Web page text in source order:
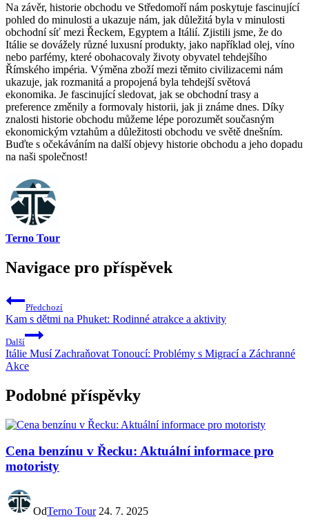
Na závěr, historie obchodu ve Středomoří nám poskytuje fascinující
pohled do minulosti a ukazuje nám, jak důležitá byla v minulosti
obchodní síť mezi Řeckem, Egyptem a Itálií. Zjistili jsme, že do
Itálie se dovážely různé luxusní produkty, jako například olej, víno
nebo parfémy, které obohacovaly životy obyvatel tehdejšího
Římského impéria. Výměna zboží mezi těmito civilizacemi nám
ukazuje, jak rozmanitá a propojená byla tehdejší světová
ekonomika. Je fascinující sledovat, jak se obchodní trasy a
preference změnily a formovaly historii, jak ji známe dnes. Díky
znalosti historie obchodu můžeme lépe porozumět současným
ekonomickým vztahům a důležitosti obchodu ve světě dnešním.
Buďte s očekáváním na další objevy historie obchodu a jeho dopadu
na naši společnost!
Terno Tour
Navigace pro příspěvek
Předchozí
Kam s dětmi na Phuket: Rodinné atrakce a aktivity
Další
Itálie Musí Zachraňovat Tonoucí: Problémy s Migrací a Záchranné
Akce
Podobné příspěvky
Cena benzínu v Řecku: Aktuální informace pro
motoristy
OdTerno Tour 24. 7. 2025